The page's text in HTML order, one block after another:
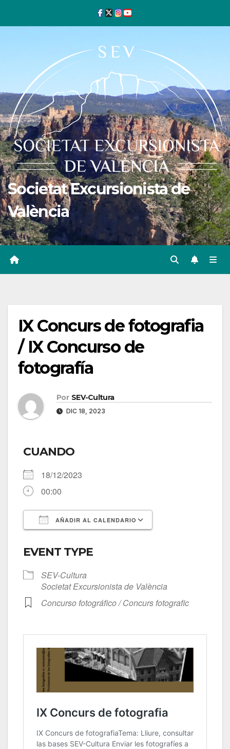
Societat Excursionista de
València
IX Concurs de fotografia
/ IX Concurso de
fotografía
Por SEV-Cultura
DIC 18, 2023
CUANDO
18/12/2023
00:00
AÑADIR AL CALENDARIO
EVENT TYPE
SEV-Cultura
Societat Excursionista de València
Concurso fotográfico / Concurs fotografic